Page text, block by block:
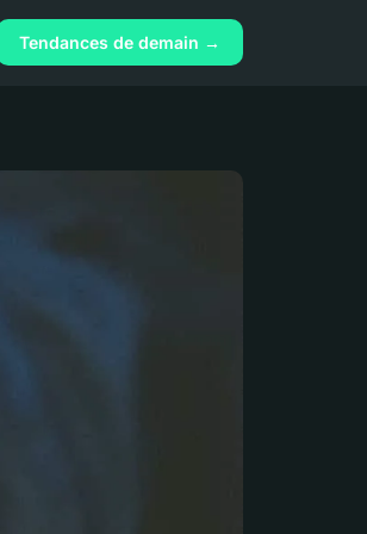
Tendances de demain →